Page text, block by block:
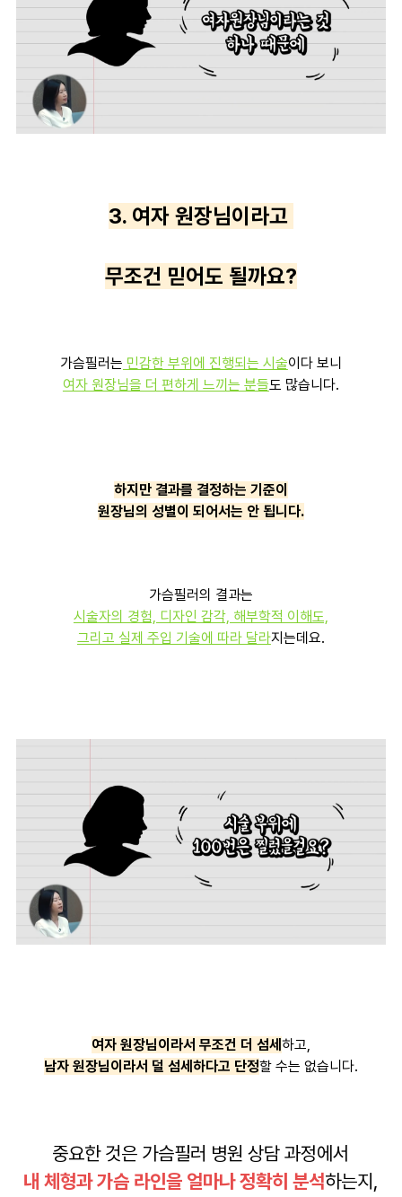
3. 여자 원장님이라고
무조건 믿어도 될까요?
가슴필러는 민감한 부위에 진행되는 시술이다 보니
여자 원장님을 더 편하게 느끼는 분들도 많습니다.
하지만 결과를 결정하는 기준이
원장님의 성별이 되어서는 안 됩니다.
가슴필러의 결과는
시술자의 경험, 디자인 감각, 해부학적 이해도,
그리고 실제 주입 기술에 따라 달라지는데요.
여자 원장님이라서 무조건 더 섬세 하고,
남자 원장님이라서 덜 섬세하다고 단정할 수는 없습니다.
중요한 것은 가슴필러 병원 상담 과정에서
내 체형과 가슴 라인을 얼마나 정확히 분석하는지,